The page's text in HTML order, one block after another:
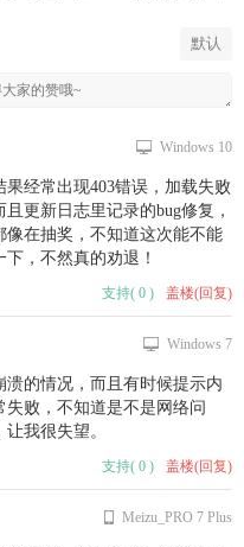
默认
经常出现403错误，加载失败
更新日志里记录的bug修复，
在抽奖，不知道这次能不能
，不然真的劝退！
Windows 10
支持( 0 ) 盖楼(回复)
的情况，而且有时候提示内
败，不知道是不是网络问
我很失望。
Windows 7
支持( 0 ) 盖楼(回复)
Meizu_PRO 7 Plus